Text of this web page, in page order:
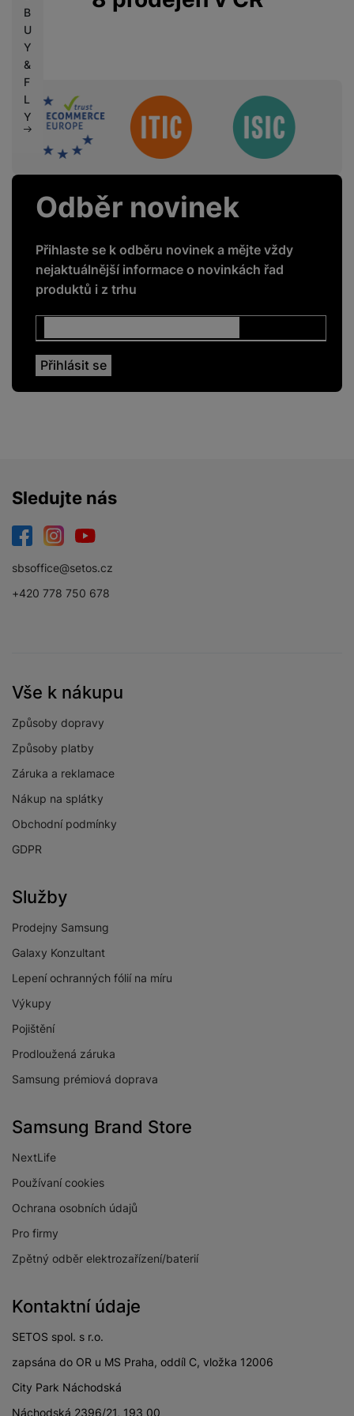
B
U
Y
&
F
L
YSdružení
Odběr novinek
Přihlaste se k odběru novinek a mějte vždy
nejaktuálnější informace o novinkách řad
produktů i z trhu
Sledujte nás
sbsoffice@setos.cz
+420 778 750 678
Vše k nákupu
Způsoby dopravy
Způsoby platby
Záruka a reklamace
Nákup na splátky
Obchodní podmínky
GDPR
Služby
Prodejny Samsung
Galaxy Konzultant
Lepení ochranných fólií na míru
Výkupy
Pojištění
Prodloužená záruka
Samsung prémiová doprava
Samsung Brand Store
NextLife
Používaní cookies
Ochrana osobních údajů
Pro firmy
Zpětný odběr elektrozařízení/baterií
Kontaktní údaje
SETOS spol. s r.o.
zapsána do OR u MS Praha, oddíl C, vložka 12006
City Park Náchodská
Náchodská 2396/21, 193 00